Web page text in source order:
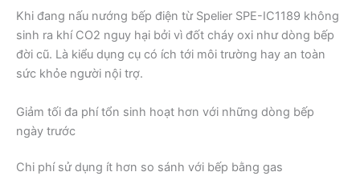
Khi đang nấu nướng bếp điện từ Spelier SPE-IC1189 không
sinh ra khí CO2 nguy hại bởi vì đốt cháy oxi như dòng bếp
đời cũ. Là kiểu dụng cụ có ích tới môi trường hay an toàn
sức khỏe người nội trợ.
Giảm tối đa phí tổn sinh hoạt hơn với những dòng bếp
ngày trước
Chi phí sử dụng ít hơn so sánh với bếp bằng gas